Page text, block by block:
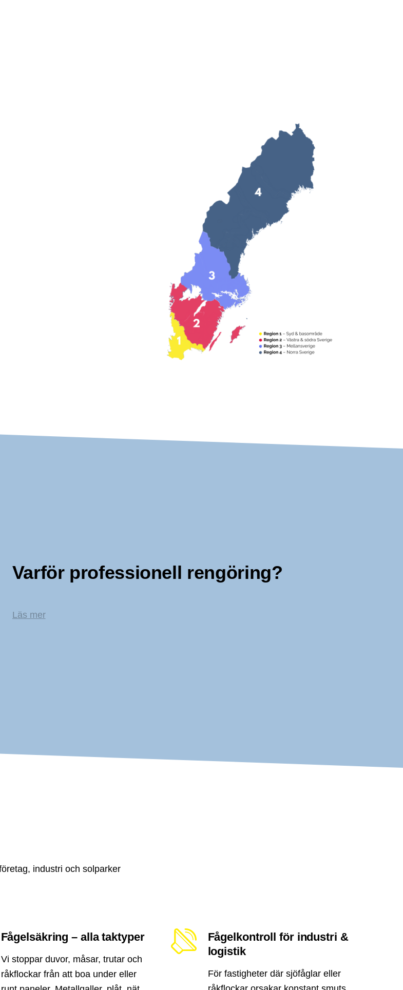
Varför professionell rengöring?
Läs mer
industri och solparker
Fågelsäkring – alla taktyper
Vi stoppar duvor, måsar, trutar och
råkflockar från att boa under eller
Fågelkontroll för industri &
logistik
För fastigheter där sjöfåglar eller